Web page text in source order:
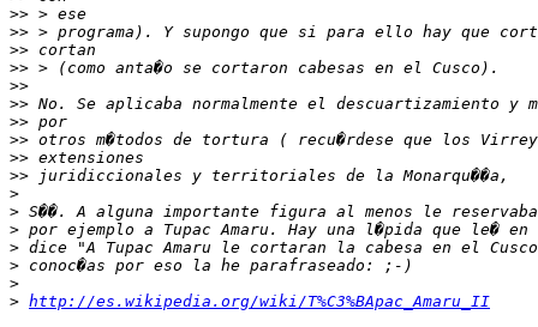
>>
>>
>>
>>
>>
>>
>>
>>
>>
>>
>
>
>
>
>
>
> http://es.wikipedia.org/wiki/T%C3%BApac_Amaru_II